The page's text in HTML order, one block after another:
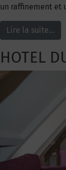
un raffinement et
Lire la suite…
HOTEL